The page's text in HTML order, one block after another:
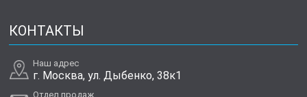
КОНТАКТЫ
Наш адрес
г. Москва, ул. Дыбенко, 38к1
Отдел продаж